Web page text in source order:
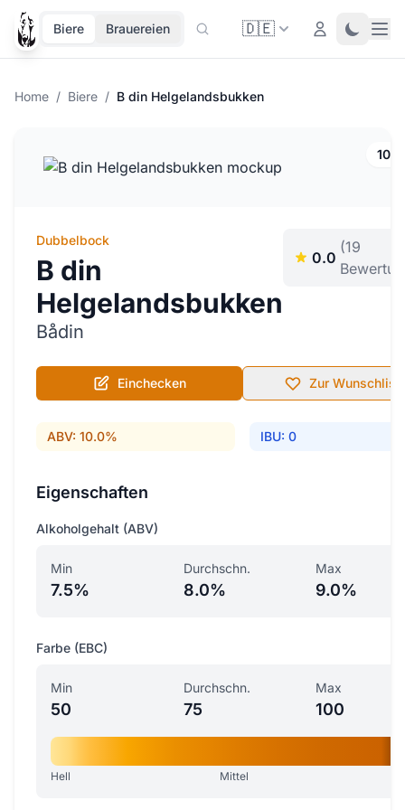
Biere Brauereien 🇩🇪 Login Toggle
Home / Biere / B din Helgelandsbukken
Dubbelbock
B din
Helgelandsbukken
Bådin
0.0
(19
Einchecken Zur
ABV: 10.0% IBU: 0
Eigenschaften
Alkoholgehalt (ABV)
Min
7.5%
Durchschn.
8.0%
Max
9.0%
Farbe (EBC)
Min
50
Durchschn.
75
Max
100
Hell Mittel